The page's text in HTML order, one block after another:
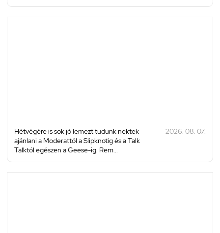
Hétvégére is sok jó lemezt tudunk nektek
ajánlani a Moderattól a Slipknotig és a Talk
Talktól egészen a Geese-ig. Rem...
2026. 08. 07.